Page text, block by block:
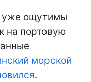
уже ощутимы
на портовую
морской
.